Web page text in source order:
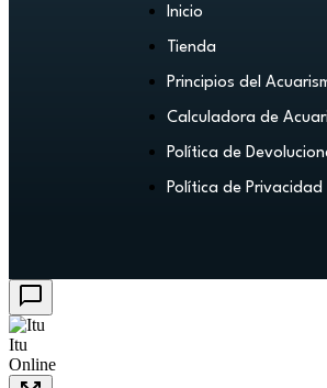
Inicio
Tienda
Principios del
Calculadora de
Política de
Política de Privacidad
Itu
Online